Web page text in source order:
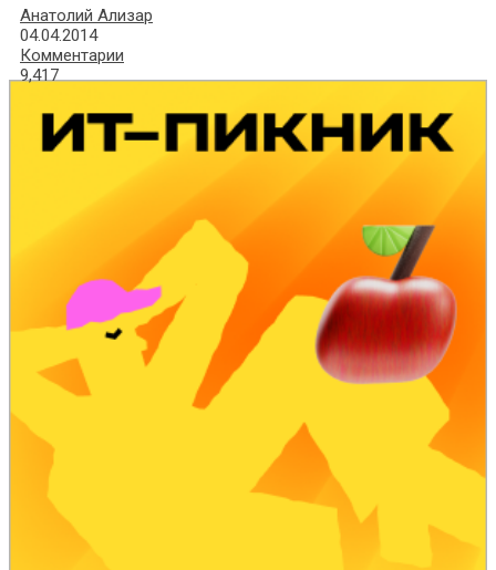
Анатолий Ализар
04.04.2014
Комментарии
9,417